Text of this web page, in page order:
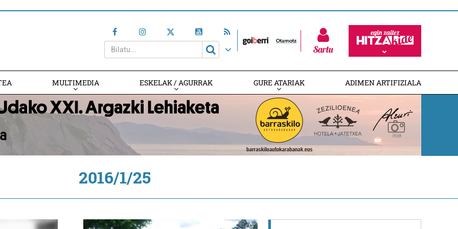
Sartu
MULTIMEDIA ESKELAK / AGURRAK GURE ATARIAK ADIMEN ARTIFIZIALA
2016/1/25